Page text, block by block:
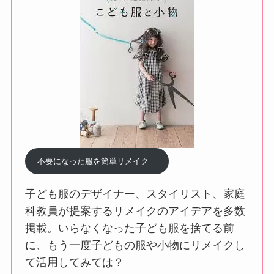
不要になった服を簡単リメイク
子ども服のデザイナー、スタイリスト、家庭
科教員が提案するリメイクのアイデアを多数
掲載。いらなくなった子ども服を捨てる前
に、もう一度子どもの服や小物にリメイクし
て活用してみては？